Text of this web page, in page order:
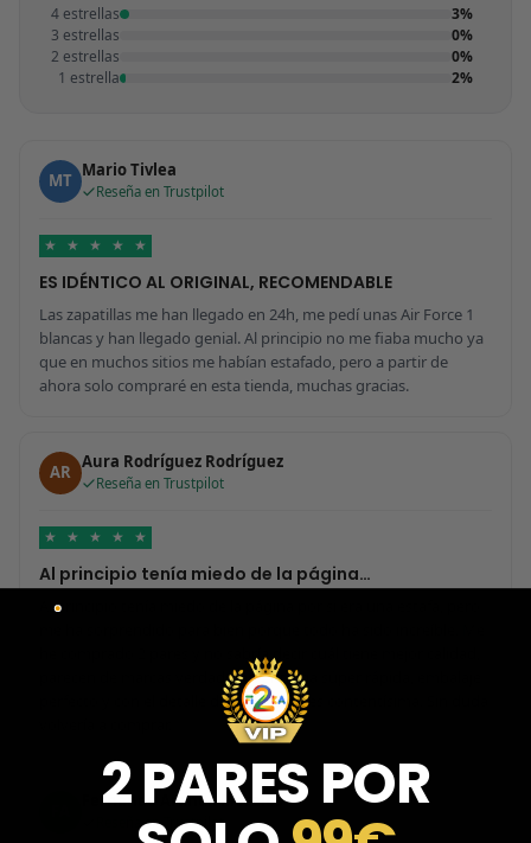
4 estrellas
3%
3 estrellas
0%
2 estrellas
0%
1 estrella
2%
MT Mario Tivlea
Reseña en Trustpilot
★ ★ ★ ★ ★
ES IDÉNTICO AL ORIGINAL, RECOMENDABLE
Las zapatillas me han llegado en 24h, me pedí unas Air Force 1
blancas y han llegado genial. Al principio no me fiaba mucho ya
que en muchos sitios me habían estafado, pero a partir de
ahora solo compraré en esta tienda, muchas gracias.
AR Aura Rodríguez Rodríguez
Reseña en Trustpilot
★ ★ ★ ★ ★
Al principio tenía miedo de la página…
Al principio tenía miedo de la página por si era una estafa, pero
he comprado 2 pares y no sabría decir cuál tiene mejor calidad,
parecen de marcas verdaderas. Entrega súper rápida, embalaje
perfecto y con el detalle de los calcetines contentísima. Sin duda
Fernando Aranda Morales
Reseña en Trustpilot
2 PARES POR